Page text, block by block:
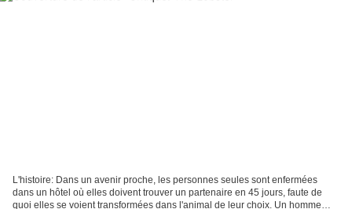
L'histoire: Dans un avenir proche, les personnes seules sont enfermées
dans un hôtel où elles doivent trouver un partenaire en 45 jours, faute de
quoi elles se voient transformées dans l'animal de leur choix. Un homme